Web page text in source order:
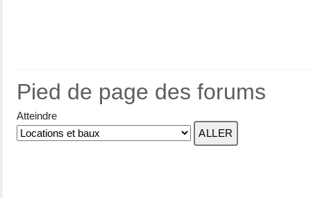
Pied de page des forums
Atteindre